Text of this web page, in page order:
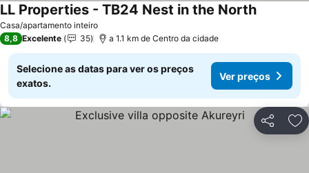
Casa/apartamento inteiro
LL Properties - TB24 Nest in the North
8,8 Excelente 35 a 1.1 km de Centro da cidade
Selecione as datas para ver os preços
exatos.
Ver preços
Partilhar